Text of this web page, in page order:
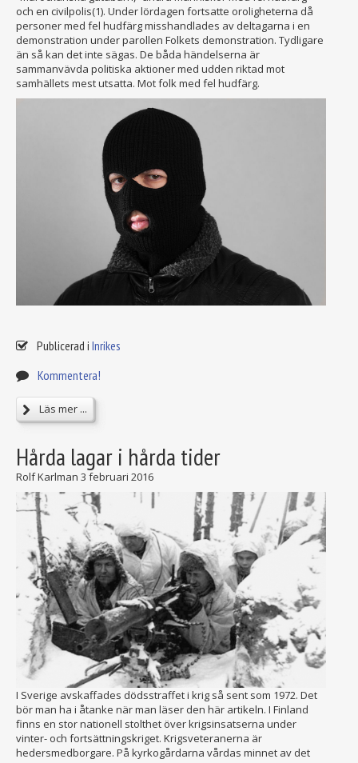
och en civilpolis(1). Under lördagen fortsatte oroligheterna då
personer med fel hudfärg misshandlades av deltagarna i en
demonstration under parollen Folkets demonstration. Tydligare
än så kan det inte sägas. De båda händelserna är
sammanvävda politiska aktioner med udden riktad mot
samhällets mest utsatta. Mot folk med fel hudfärg.
Publicerad i Inrikes
Kommentera!
Läs mer ...
Hårda lagar i hårda tider
Rolf Karlman 3 februari 2016
I Sverige avskaffades dödsstraffet i krig så sent som 1972. Det
bör man ha i åtanke när man läser den här artikeln. I Finland
finns en stor nationell stolthet över krigsinsatserna under
vinter- och fortsättningskriget. Krigsveteranerna är
hedersmedborgare. På kyrkogårdarna vårdas minnet av det